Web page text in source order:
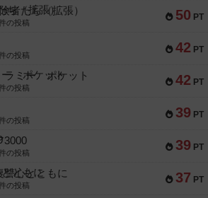
50 PT
者たち（拡張）
の投稿
42 PT
の投稿
42 PT
ラミー ポケット
の投稿
39 PT
の投稿
39 PT
3000
の投稿
37 PT
讐心とともに
の投稿